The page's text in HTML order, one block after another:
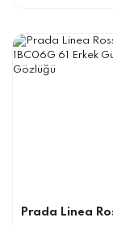
Prada Linea